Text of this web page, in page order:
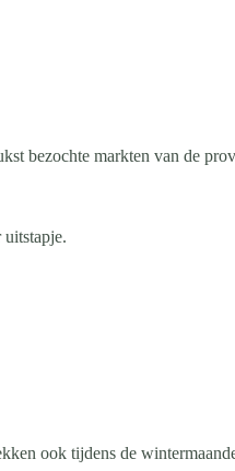
bezochte markten van de
ook tijdens de